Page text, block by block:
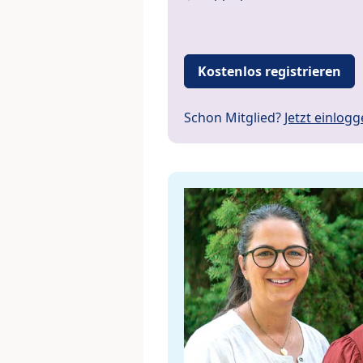
Kostenlos registrieren
Schon Mitglied? Jetzt